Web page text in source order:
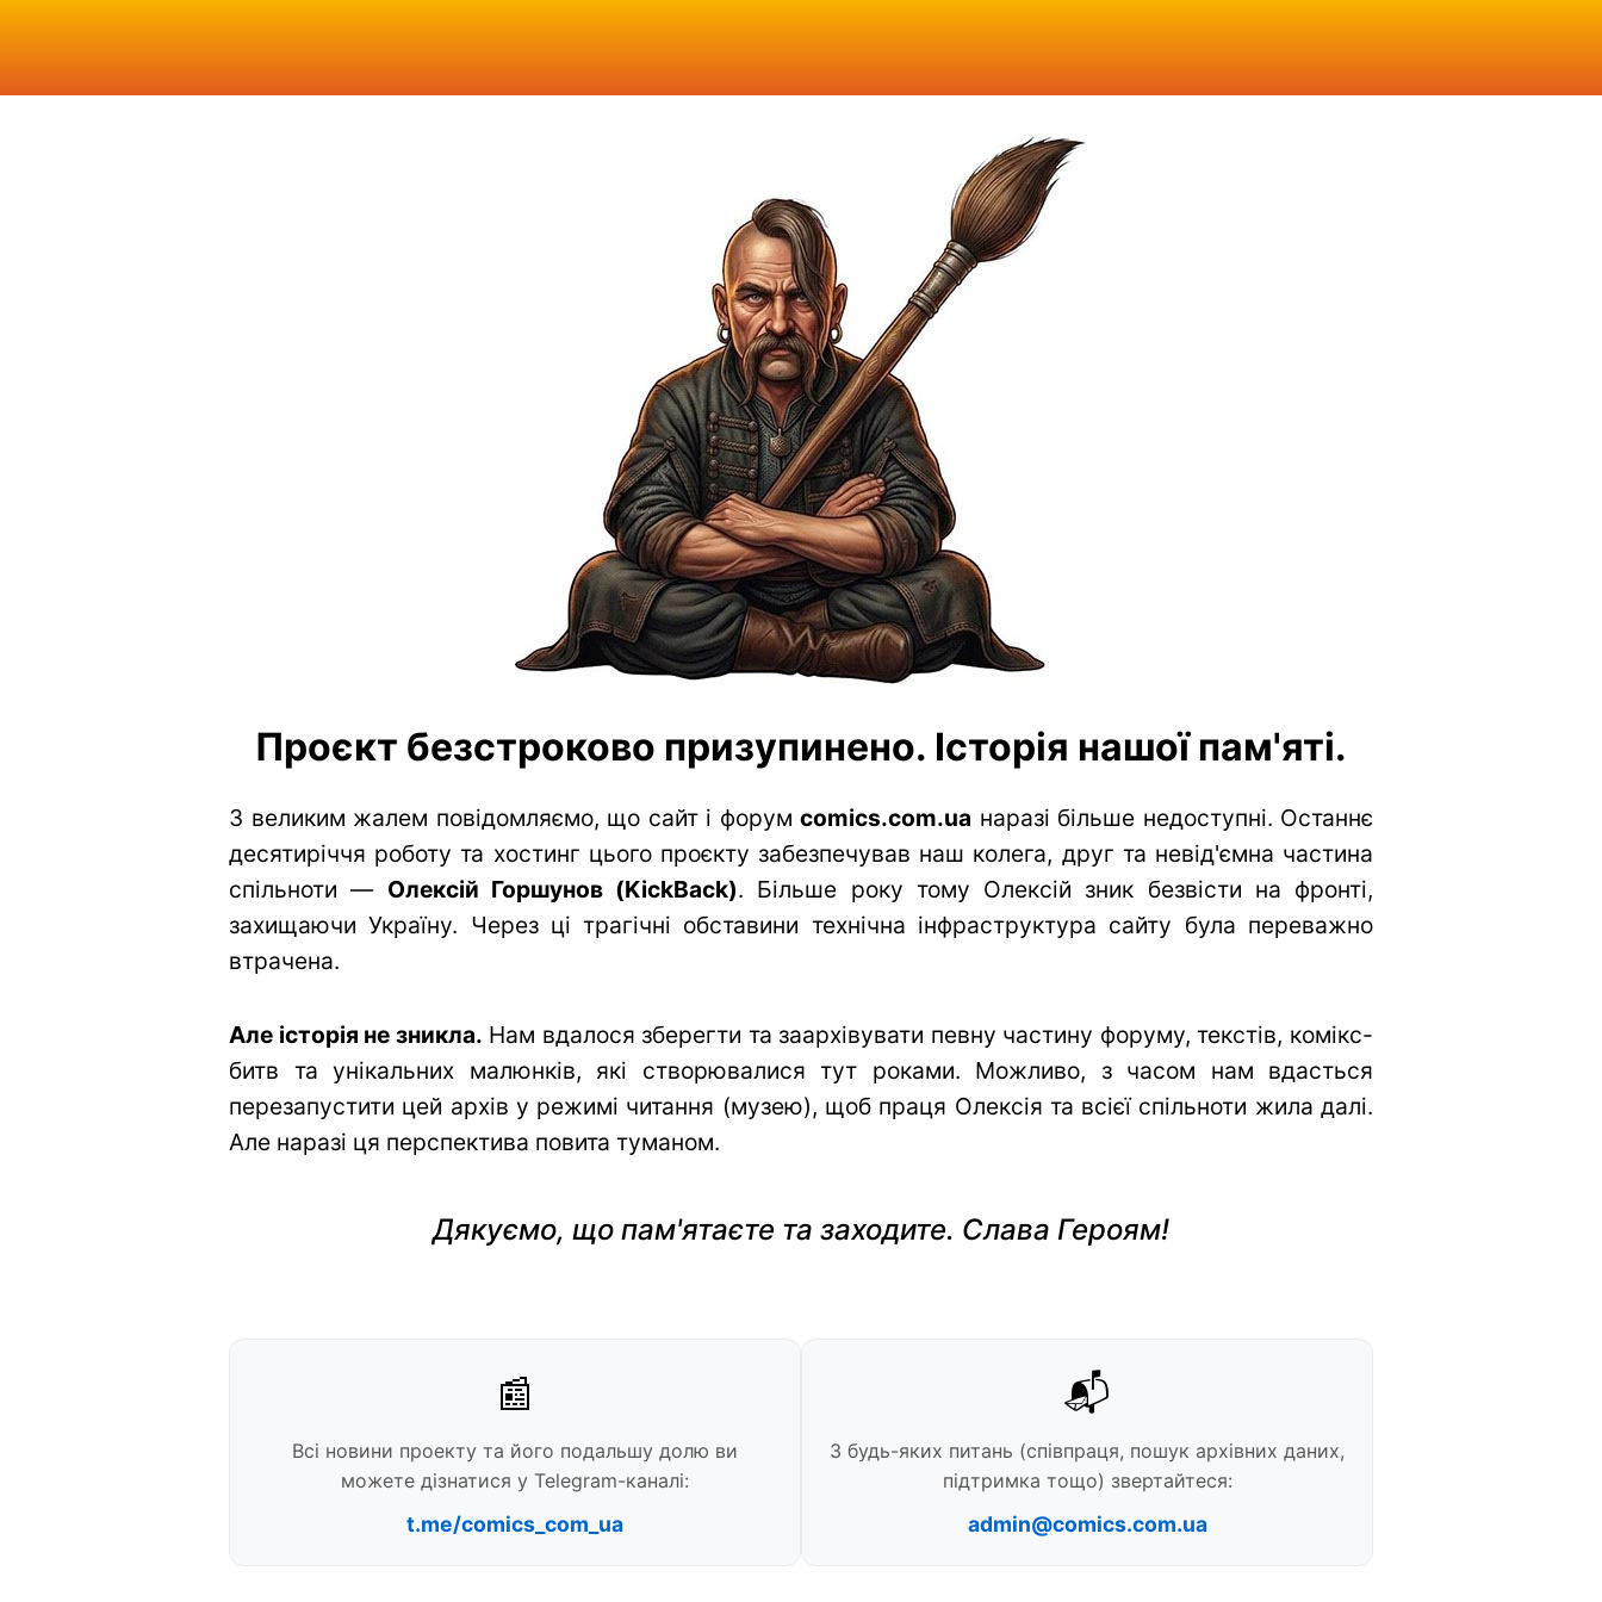
Проєкт безстроково призупинено. Історія нашої пам'яті.
З великим жалем повідомляємо, що сайт і форум comics.com.ua наразі більше недоступні. Останнє
десятиріччя роботу та хостинг цього проєкту забезпечував наш колега, друг та невід'ємна частина
спільноти — Олексій Горшунов (KickBack). Більше року тому Олексій зник безвісти на фронті,
захищаючи Україну. Через ці трагічні обставини технічна інфраструктура сайту була переважно
втрачена.
Але історія не зникла. Нам вдалося зберегти та заархівувати певну частину форуму, текстів, комікс-
битв та унікальних малюнків, які створювалися тут роками. Можливо, з часом нам вдасться
перезапустити цей архів у режимі читання (музею), щоб праця Олексія та всієї спільноти жила далі.
Але наразі ця перспектива повита туманом.
Дякуємо, що пам'ятаєте та заходите. Слава Героям!
📰
Всі новини проекту та його подальшу долю ви
можете дізнатися у Telegram-каналі:
t.me/comics_com_ua
📬
З будь-яких питань (співпраця, пошук архівних даних,
підтримка тощо) звертайтеся:
admin@comics.com.ua